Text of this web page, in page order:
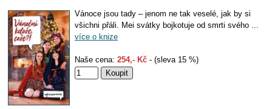
Vánoce jsou tady – jenom ne tak veselé, jak by si
všichni přáli. Mei svátky bojkotuje od smrti svého ...
více o knize
Naše cena: 254,- Kč - (sleva 15 %)